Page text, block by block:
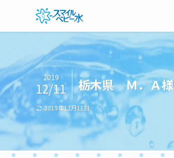
栃木県 Ｍ．Ａ様
2019
12/11
2019年12月11日